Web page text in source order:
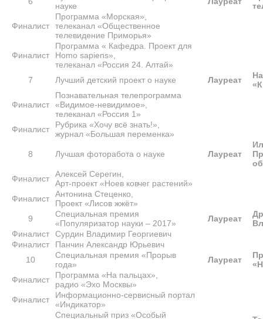
науке
Финалист
Программа «Морская»,
телеканал «Общественное
телевидение Приморья»
Финалист
Программа « Кафедра. Проект для
Homo sapiens»,
телеканал «Россия 24. Алтай»
7
Лучший детский проект о науке Лауреат
Финалист
Познавательная телепрограмма
«Видимое-невидимое»,
телеканал «Россия 1»
Финалист
Рубрика «Хочу всё знать!»,
журнал «Большая переменка»
8 Лучшая фоторабота о науке Лауреат
Финалист
Алексей Серегин,
Арт-проект «Ноев ковчег растений»
Финалист
Антонина Стеценко,
Проект «Лисов жжёт»
9
Специальная премия
«Популяризатор науки – 2017»
Лауреат
Финалист
Сурдин Владимир Георгиевич
Финалист
Панчин Александр Юрьевич
10
Специальная премия «Прорыв
года»
Лауреат
Финалист
Программа «На пальцах»,
радио «Эхо Москвы»
Финалист
Информационно-сервисный портал
«Индикатор»
Специальный приз «Особый